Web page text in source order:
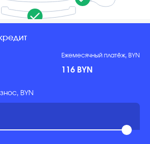
Ежемесячный платёж, BYN
116 BYN
BYN